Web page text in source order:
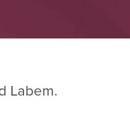
Labem.